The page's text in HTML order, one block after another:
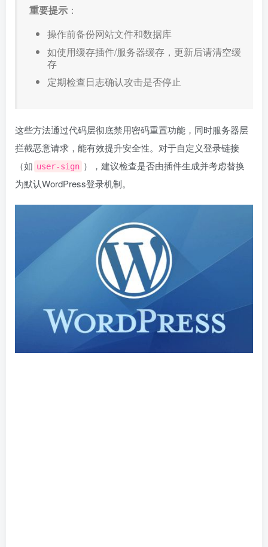
重要提示 ：
操作前备份网站文件和数据库
如使用缓存插件/服务器缓存，更新后请清空缓
存
定期检查日志确认攻击是否停止
这些方法通过代码层彻底禁用密码重置功能，同时服务器层
拦截恶意请求，能有效提升安全性。对于自定义登录链接
（如 user-sign ），建议检查是否由插件生成并考虑替换
为默认WordPress登录机制。